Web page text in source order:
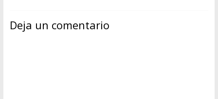
Deja un comentario